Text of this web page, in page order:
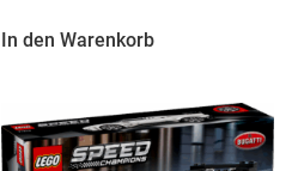
In den Warenkorb